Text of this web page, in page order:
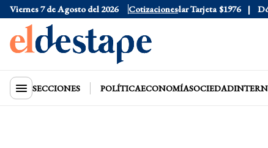
Viernes 7 de Agosto del 2026 Cotizaciones
Dólar Oficial $1520 Dólar Tarjeta $1976
SECCIONES POLÍTICAECONOMÍASOCIEDAD